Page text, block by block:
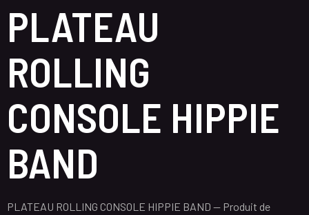
PLATEAU
ROLLING
CONSOLE HIPPIE
BAND
PLATEAU ROLLING CONSOLE HIPPIE BAND — Produit de